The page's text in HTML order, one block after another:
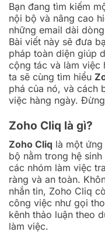
Bạn đang tìm kiếm
nội bộ và nâng cao
những email dài
Bài viết này sẽ đưa
pháp toàn diện giúp
cộng tác và làm việc
ta sẽ cùng tìm hiểu
phá của nó, và cách
việc hàng ngày.
Zoho Cliq là gì?
Zoho Cliq là một
bộ nằm trong hệ sinh
các nhóm làm việc
ràng và an toàn.
nhắn tin, Zoho Cliq
công việc như gọi
kênh thảo luận theo
làm việc.